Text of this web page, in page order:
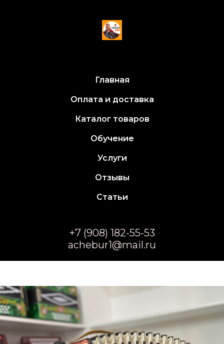
Главная
Оплата и доставка
Каталог товаров
Обучение
Услуги
Отзывы
Статьи
+7 (908) 182-55-53
achebur1@mail.ru